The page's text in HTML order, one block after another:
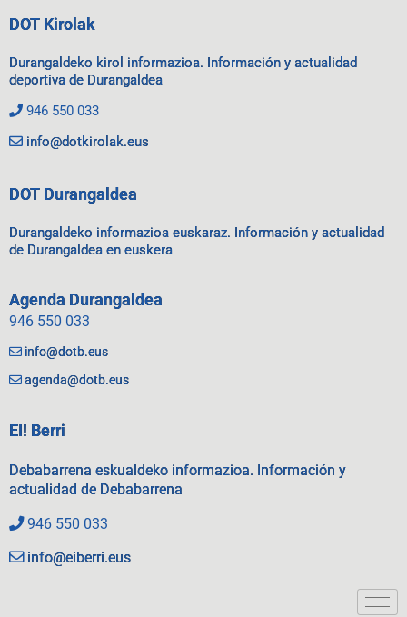
DOT Kirolak
Durangaldeko kirol informazioa. Información y actualidad
deportiva de Durangaldea
946 550 033
info@dotkirolak.eus
DOT Durangaldea
Durangaldeko informazioa euskaraz. Información y actualidad
de Durangaldea en euskera
Agenda Durangaldea
946 550 033
info@dotb.eus
agenda@dotb.eus
EI! Berri
Debabarrena eskualdeko informazioa. Información y
actualidad de Debabarrena
946 550 033
info@eiberri.eus